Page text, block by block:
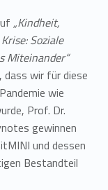
„Kindheit,
Soziale
Miteinander“
dass wir für diese
wie
Prof. Dr.
gewinnen
und dessen
Bestandteil